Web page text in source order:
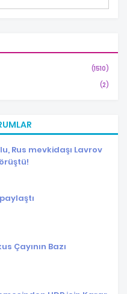
(1510)
(2)
Rus mevkidaşı Lavrov
Çayının Bazı